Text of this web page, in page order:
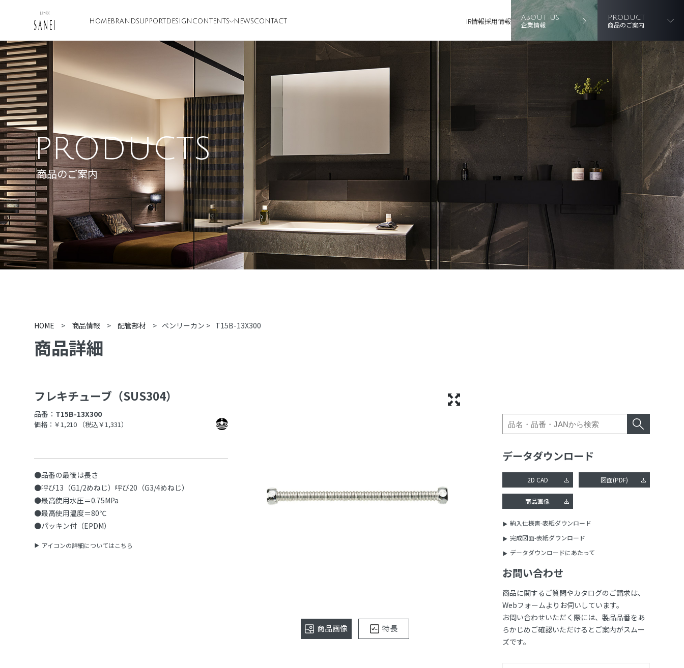
HOME BRANDSUPPORT DESIGN CONTENTS NEWSCONTACT IR情報採用情報 ABOUT US
企業情報
PRODUCT
商品のご案内
PRODUCTS
商品のご案内
HOME > 商品情報 > 配管部材 > ベンリーカン > T15B-13X300
商品詳細
フレキチューブ（SUS304）
品番： T15B-13X300
価格：￥1,210 （税込￥1,331）
●品番の最後は長さ
●呼び13（G1/2めねじ）呼び20（G3/4めねじ）
●最高使用水圧＝0.75MPa
●最高使用温度＝80℃
●パッキン付（EPDM）
アイコンの詳細についてはこちら
商品画像 特長
データダウンロード
2D CAD 図面(PDF)
商品画像
納入仕様書-表紙ダウンロード
完成図面-表紙ダウンロード
データダウンロードにあたって
お問い合わせ
商品に関するご質問やカタログのご請求は、
Webフォームよりお伺いしています。
お問い合わせいただく際には、製品品番をあ
らかじめご確認いただけるとご案内がスムー
ズです。